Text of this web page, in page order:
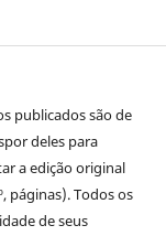
publicados são de
deles para
a edição original
páginas). Todos os
de seus